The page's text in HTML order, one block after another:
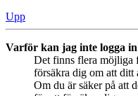
Upp
Varför kan jag inte logga
Det finns flera möjliga
försäkra dig om att ditt
Om du är säker på att